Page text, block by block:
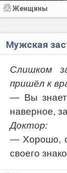
Женщины
Мужская
Слишком
пришёл к
— Вы
наверное,
Доктор:
— Хорошо,
своего